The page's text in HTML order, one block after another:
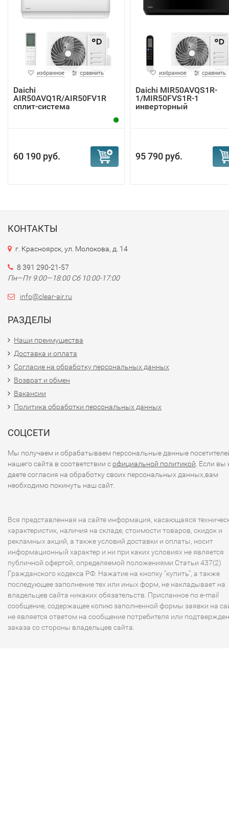
избранное сравнить
Daichi
AIR50AVQ1R/AIR50FV1R
сплит-система
60 190 руб.
избранное сравнить
Daichi MIR50AVQS1R-
1/MIR50FVS1R-1
инверторный
95 790 руб.
КОНТАКТЫ
г. Красноярск, ул. Молокова, д. 14
8 391 290-21-57
Пн—Пт 9:00—18:00 Сб 10:00-17:00
info@clear-air.ru
РАЗДЕЛЫ
Наши преимущества
Доставка и оплата
Согласие на обработку персональных данных
Возврат и обмен
Вакансии
Политика обработки персональных данных
СОЦСЕТИ
Мы получаем и обрабатываем персональные данные
нашего сайта в соответствии софициальной политикой . Если вы
даете согласия на обработку своих персональных данных,вам
необходимо покинуть наш сайт.
Вся представленная на сайте информация, касающаяся
характеристик, наличия на складе, стоимости товаров, скидок и
рекламных акций, а также условий доставки и оплаты, носит
информационный характер и ни при каких условиях не является
публичной офертой, определяемой положениями Статьи 437(2)
Гражданского кодекса РФ. Нажатие на кнопку "купить", а также
последующее заполнение тех или иных форм, не накладывает на
владельцев сайта никаких обязательств. Присланное по e-mail
сообщение, содержащее копию заполненной формы заявки на
не является ответом на сообщение потребителя или
заказа со стороны владельцев сайта.